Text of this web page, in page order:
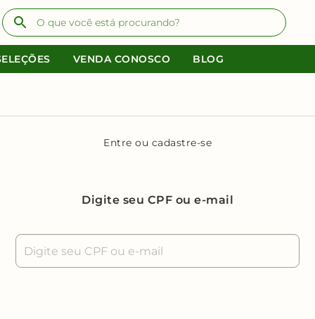
VENDA CONOSCO BLOG
Entre ou cadastre-se
Digite seu CPF ou e-mail